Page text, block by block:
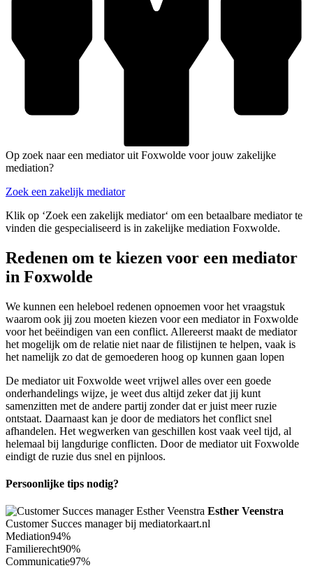
Op zoek naar een mediator uit Foxwolde voor jouw zakelijke
mediation?
Zoek een zakelijk mediator
Klik op ‘Zoek een zakelijk mediator‘ om een betaalbare mediator te
vinden die gespecialiseerd is in zakelijke mediation Foxwolde.
Redenen om te kiezen voor een mediator
in Foxwolde
We kunnen een heleboel redenen opnoemen voor het vraagstuk
waarom ook jij zou moeten kiezen voor een mediator in Foxwolde
voor het beëindigen van een conflict. Allereerst maakt de mediator
het mogelijk om de relatie niet naar de filistijnen te helpen, vaak is
het namelijk zo dat de gemoederen hoog op kunnen gaan lopen
De mediator uit Foxwolde weet vrijwel alles over een goede
onderhandelings wijze, je weet dus altijd zeker dat jij kunt
samenzitten met de andere partij zonder dat er juist meer ruzie
ontstaat. Daarnaast kan je door de mediators het conflict snel
afhandelen. Het wegwerken van geschillen kost vaak veel tijd, al
helemaal bij langdurige conflicten. Door de mediator uit Foxwolde
eindigt de ruzie dus snel en pijnloos.
Persoonlijke tips nodig?
Esther Veenstra
Customer Succes manager bij mediatorkaart.nl
Mediation94%
Familierecht90%
Communicatie97%